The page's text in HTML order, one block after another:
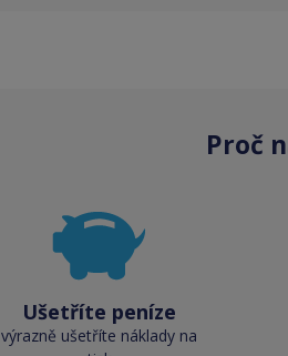
Proč
Ušetříte peníze
výrazně ušetříte náklady na